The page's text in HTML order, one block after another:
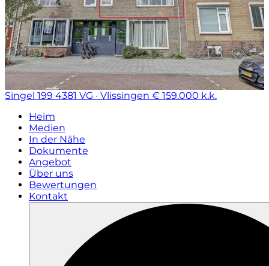
Singel 199 4381 VG · Vlissingen € 159.000 k.k.
Heim
Medien
In der Nähe
Dokumente
Angebot
Über uns
Bewertungen
Kontakt